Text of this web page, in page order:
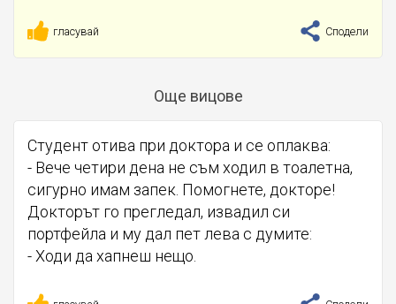
гласувай Сподели
Още вицове
Студент отива при доктора и се оплаква:
- Вече четири дена не съм ходил в тоалетна,
сигурно имам запек. Помогнете, докторе!
Докторът го прегледал, извадил си
портфейла и му дал пет лева с думите:
- Ходи да хапнеш нещо.